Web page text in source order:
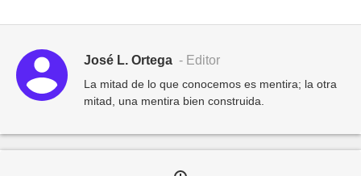
José L. Ortega - Editor
La mitad de lo que conocemos es mentira; la otra
mitad, una mentira bien construida.